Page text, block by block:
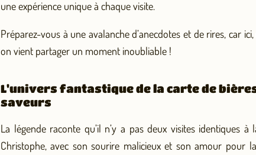
une expérience unique à chaque visite.
Préparez-vous à une avalanche d’anecdotes et de rires, car
on vient partager un moment inoubliable !
L'univers fantastique de la carte de bières
saveurs
La légende raconte qu’il n’y a pas deux visites identiques
Christophe, avec son sourire malicieux et son amour pour